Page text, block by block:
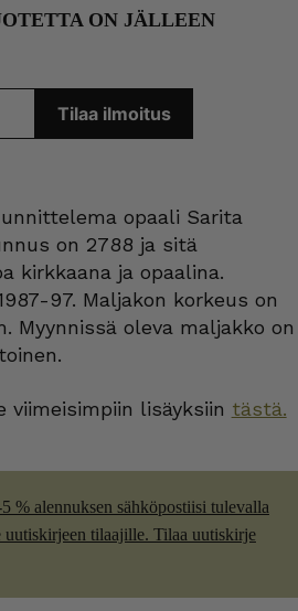
ON JÄLLEEN
opaali Sarita
on 2788 ja sitä
kirkkaana ja opaalina.
97. Maljakon korkeus on
Myynnissä oleva maljakko on
viimeisimpiin lisäyksiin tästä.
% alennuksen sähköpostiisi tulevalla
tilaajille. Tilaa uutiskirje